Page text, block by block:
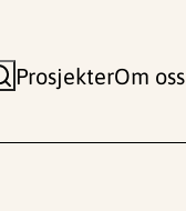
ProsjekterOm oss